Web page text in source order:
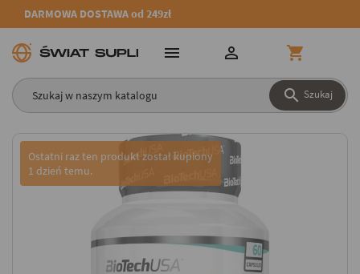
DARMOWA DOSTAWA od 249zł
 Szukaj
  
Ostatni raz ten produkt został kupiony
1 dzień temu.